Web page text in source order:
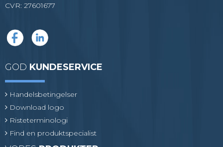
CVR: 27601677
GOD KUNDESERVICE
Handelsbetingelser
Download logo
Risteterminologi
Find en produktspecialist